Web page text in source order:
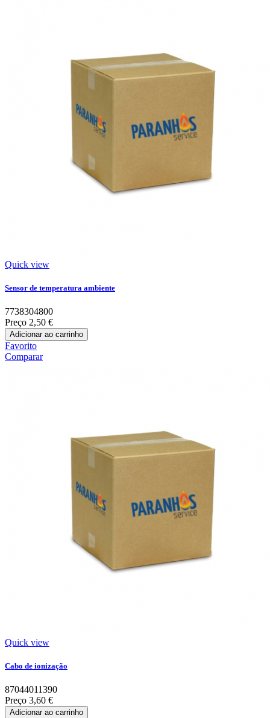
Quick view
Sensor de temperatura ambiente
7738304800
Preço 2,50 €
Adicionar ao carrinho
Favorito
Comparar
Quick view
Cabo de ionização
87044011390
Preço 3,60 €
Adicionar ao carrinho